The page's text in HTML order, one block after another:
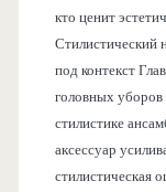
кто ценит
Стилистический
под контекст
головных
стилистике
аксессуар
стилистическая